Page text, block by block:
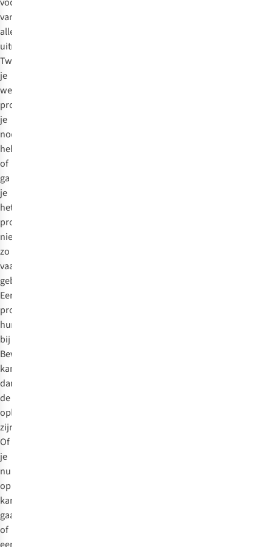
van
alle
uitrusting?
Twijfel
je
welk
product
je
nodig
hebt,
of
ga
je
het
product
niet
zo
vaak
gebruiken?
Een
product
huren
bij
Bever
kan
dan
de
oplossing
zijn.
Of
je
nu
op
kampeervakantie
gaat
of